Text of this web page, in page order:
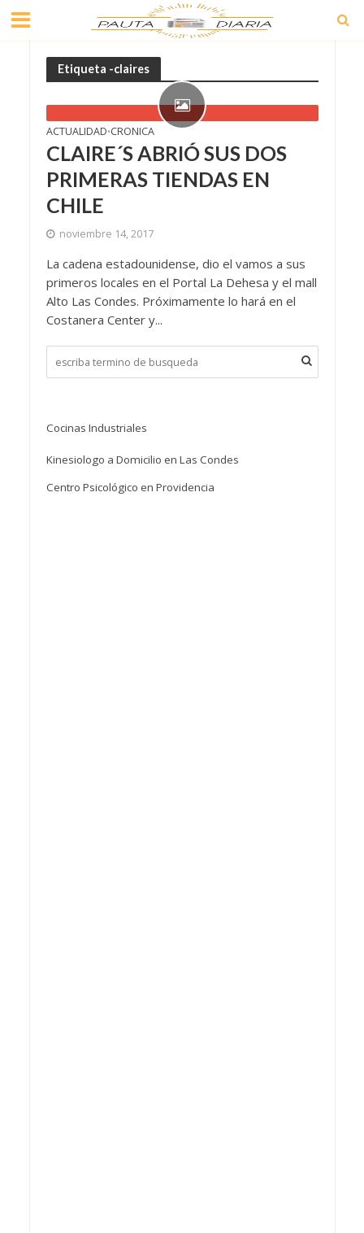
Etiqueta -claires
ACTUALIDAD•CRONICA
CLAIRE´S ABRIÓ SUS DOS
PRIMERAS TIENDAS EN
CHILE
noviembre 14, 2017
La cadena estadounidense, dio el vamos a sus
primeros locales en el Portal La Dehesa y el mall
Alto Las Condes. Próximamente lo hará en el
Costanera Center y...
Cocinas Industriales
Kinesiologo a Domicilio en Las Condes
Centro Psicológico en Providencia